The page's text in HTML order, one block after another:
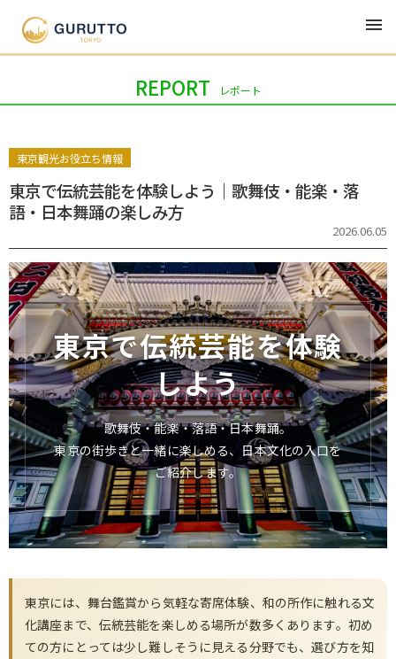
新着 ジャンル
REPORT レポート
東京観光お役立ち情報
東京で伝統芸能を体験しよう｜歌舞伎・能楽・落
語・日本舞踊の楽しみ方
2026.06.05
東京で伝統芸能を体験
しよう
歌舞伎・能楽・落語・日本舞踊。
東京の街歩きと一緒に楽しめる、日本文化の入口を
ご紹介します。
東京には、舞台鑑賞から気軽な寄席体験、和の所作に触れる文
化講座まで、伝統芸能を楽しめる場所が数多くあります。初め
ての方にとっては少し難しそうに見える分野でも、選び方を知